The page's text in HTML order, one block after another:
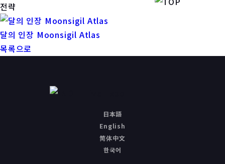
전략
달의 인장 Moonsigil Atlas
목록으로
日本語
English
简体中文
한국어